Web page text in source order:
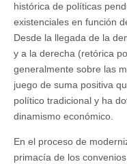
histórica de políticas
existenciales en función
Desde la llegada de la
y a la derecha (retórica
generalmente sobre las
juego de suma positiva
político tradicional y ha
dinamismo económico.
En el proceso de
primacía de los